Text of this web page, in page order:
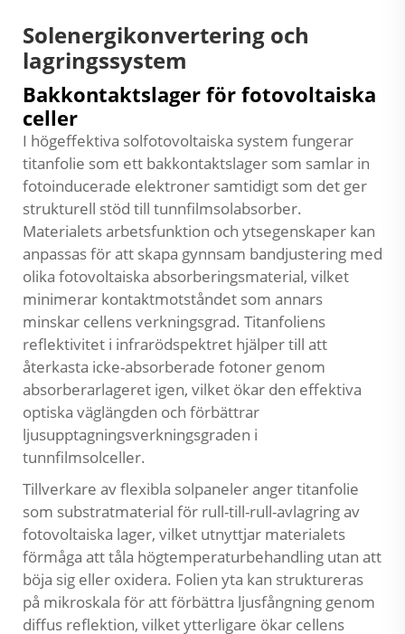
Solenergikonvertering och
lagringssystem
Bakkontaktslager för fotovoltaiska
celler
I högeffektiva solfotovoltaiska system fungerar
titanfolie som ett bakkontaktslager som samlar in
fotoinducerade elektroner samtidigt som det ger
strukturell stöd till tunnfilmsolabsorber.
Materialets arbetsfunktion och ytsegenskaper kan
anpassas för att skapa gynnsam bandjustering med
olika fotovoltaiska absorberingsmaterial, vilket
minimerar kontaktmotståndet som annars
minskar cellens verkningsgrad. Titanfoliens
reflektivitet i infrarödspektret hjälper till att
återkasta icke-absorberade fotoner genom
absorberarlageret igen, vilket ökar den effektiva
optiska väglängden och förbättrar
ljusupptagningsverkningsgraden i
tunnfilmsolceller.
Tillverkare av flexibla solpaneler anger titanfolie
som substratmaterial för rull-till-rull-avlagring av
fotovoltaiska lager, vilket utnyttjar materialets
förmåga att tåla högtemperaturbehandling utan att
böja sig eller oxidera. Folien yta kan struktureras
på mikroskala för att förbättra ljusfångning genom
diffus reflektion, vilket ytterligare ökar cellens